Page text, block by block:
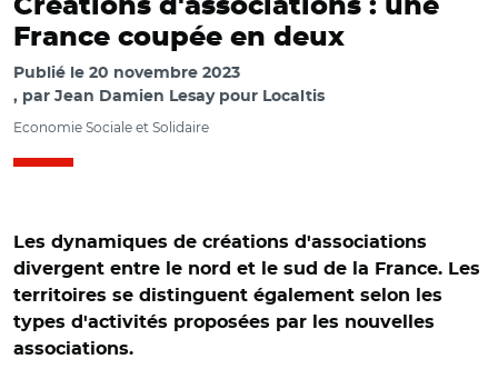
Créations d'associations : une
France coupée en deux
Publié le 20 novembre 2023
par Jean Damien Lesay pour Localtis
Economie Sociale et Solidaire
Les dynamiques de créations d'associations
divergent entre le nord et le sud de la France. Les
territoires se distinguent également selon les
types d'activités proposées par les nouvelles
associations.